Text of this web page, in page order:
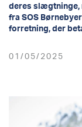
deres slægtninge,
fra SOS
forretning, der
01/05/2025